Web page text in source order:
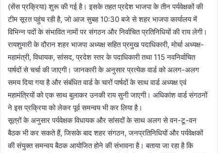
(सेंस प्रक्रिया) शुरू की गई है। इसके तहत प्रदेश भाजपा के तीन पर्यवेक्षकों की
टीम सूरत पहुंच रही है, जो आज सुबह 10:30 बजे से शहर भाजपा कार्यालय में
विभिन्न पदों के संभावित नामों पर संगठन और निर्वाचित प्रतिनिधियों की राय लेगी।
रायशुमारी के दौरान शहर भाजपा अध्यक्ष सहित प्रमुख पदाधिकारी, मोर्चा अध्यक्ष-
महामंत्री, विधायक, सांसद, प्रदेश स्तर के पदाधिकारी तथा 115 नवनिर्वाचित
पार्षदों से चर्चा की जाएगी। जानकारी के अनुसार प्रत्येक वार्ड को अलग-अलग
समय दिया गया है और संबंधित वार्ड के चारों पार्षदों के साथ वार्ड अध्यक्ष एवं
महामंत्रियों को एक साथ बुलाकर उनकी राय सुनी जाएगी। अधिकांश वार्ड संगठनों
ने इस प्रक्रिया को लेकर पूर्व समन्वय भी कर लिया है।
सूत्रों के अनुसार पर्यवेक्षक विधायक और सांसदों के साथ अलग से वन-टू-वन
बैठक भी कर सकते हैं, जिसके बाद शहर संगठन, जनप्रतिनिधियों और पर्यवेक्षकों
की संयुक्त समन्वय बैठक आयोजित होने की संभावना है। बताया जा रहा है कि